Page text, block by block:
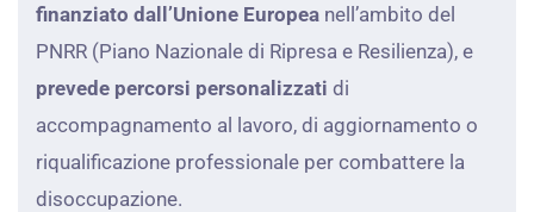
finanziato dall’Unione Europea nell’ambito del
PNRR (Piano Nazionale di Ripresa e Resilienza), e
prevede percorsi personalizzati di
accompagnamento al lavoro, di aggiornamento o
riqualificazione professionale per combattere la
disoccupazione.